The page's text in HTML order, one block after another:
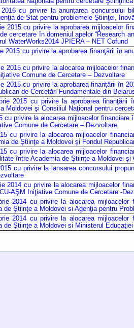
cu privire la anunţarea concursului
de Stat pentru problemele Ştiinţei,
2015 cu privire la aprobarea mijloacelor
cercetare în domeniul apelor “Research
WaterWorks2014 JPIERA – NET Cofund
2015 cu privire la aprobarea finanţării în
2015 cu privire la alocarea mijloacelor
Comune de Cercetare – Dezvoltare
2015 cu privire la aprobarea finanţării în
de Cercetări Fundamentale din
2015 cu privire la aprobarea finanţării
Moldovei şi Consiliul Naţional pentru
cu privire la alocarea mijloacelor
Comune de Cercetare – Dezvoltare
cu privire la alocarea mijloacelor
de Ştiinţe a Moldovei şi Fondul
cu privire la alocarea mijloacelor
între Academia de Ştiinţe a Moldovei
cu privire la lansarea concursului
2014 cu privire la alocarea mijloacelor
AŞM Iniţiative Comune de Cercetare -
2014 cu privire la alocarea mijloacelor
de Ştiinţe a Moldovei si Agenţia pentru
2014 cu privire la alocarea mijloacelor
de Ştiinţe a Moldovei si Ministerul